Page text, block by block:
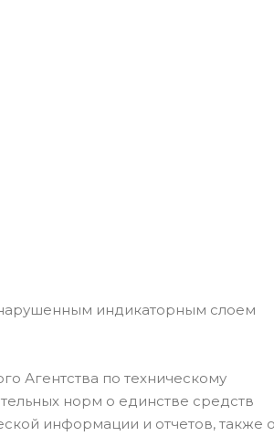
индикаторным слоем
Агентства по техническому
норм о единстве средств
информации и отчетов, также